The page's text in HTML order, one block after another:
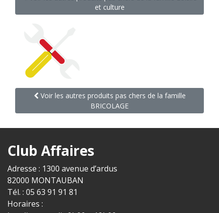
et culture
Voir les autres produits pas chers de la famille
BRICOLAGE
Club Affaires
Adresse : 1300 avenue d’ardus
82000 MONTAUBAN
Tél. : 05 63 91 91 81
Horaires :